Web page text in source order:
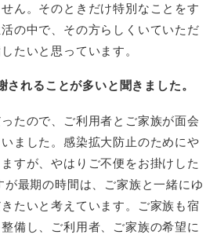
ん。そのときだけ特別なことをす
の中で、その方らしくいていただ
たいと思っています。
されることが多いと聞きました。
たので、ご利用者とご家族が面会
ました。感染拡大防止のためにや
すが、やはりご不便をお掛けした
が最期の時間は、ご家族と一緒にゆ
たいと考えています。ご家族も宿
備し、ご利用者、ご家族の希望に